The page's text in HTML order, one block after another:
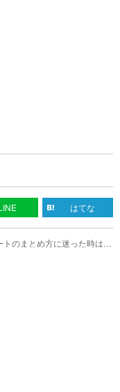
はてな
のまとめ方に迷った時は、